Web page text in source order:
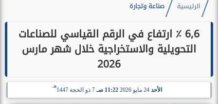
الرئيسية صناعة وتجارة
6,6 ٪ ارتفاع في الرقم القياسي للصناعات
التحويلية والاستخراجية خلال شهر مارس
2026
الأحد 24 مايو 2026 11:22 صـ 7 ذو الحجة 1447
هـ